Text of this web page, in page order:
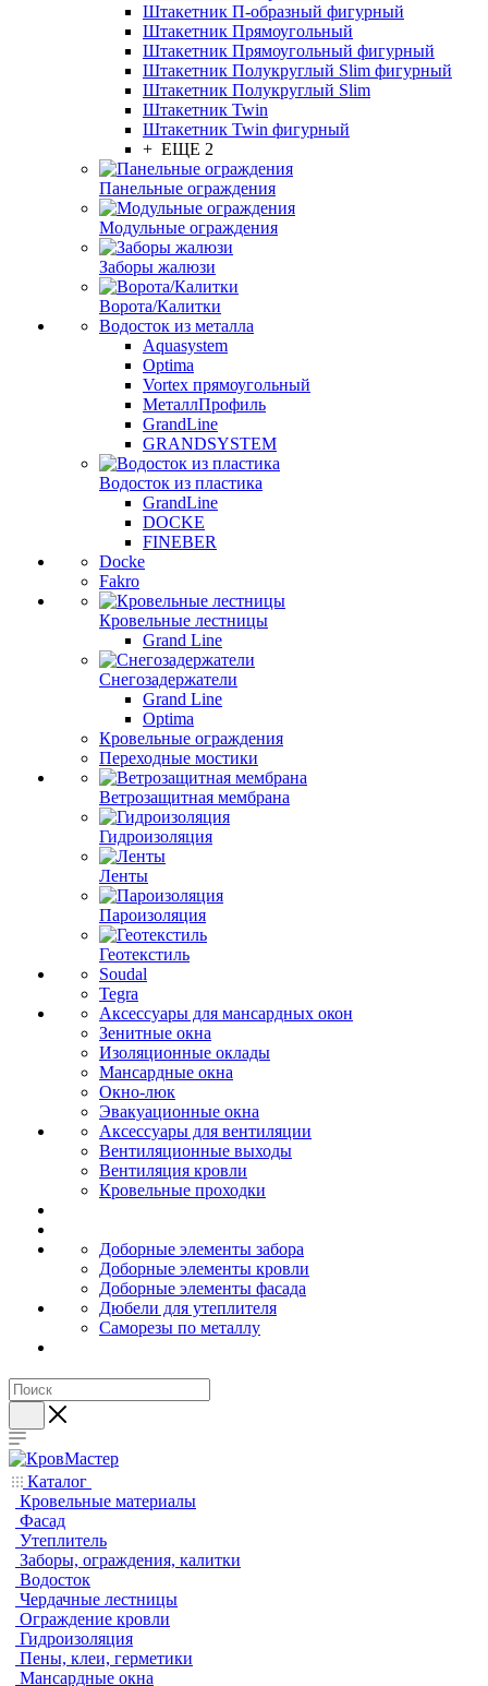
Штакетник П-образный фигурный
Штакетник Прямоугольный
Штакетник Прямоугольный фигурный
Штакетник Полукруглый Slim фигурный
Штакетник Полукруглый Slim
Штакетник Twin
Штакетник Twin фигурный
+ ЕЩЕ 2
Панельные ограждения
Модульные ограждения
Заборы жалюзи
Ворота/Калитки
Водосток из металла
Aquasystem
Optima
Vortex прямоугольный
МеталлПрофиль
GrandLine
GRANDSYSTEM
Водосток из пластика
GrandLine
DOCKE
FINEBER
Docke
Fakro
Кровельные лестницы
Grand Line
Снегозадержатели
Grand Line
Optima
Кровельные ограждения
Переходные мостики
Ветрозащитная мембрана
Гидроизоляция
Ленты
Пароизоляция
Геотекстиль
Soudal
Tegra
Аксессуары для мансардных окон
Зенитные окна
Изоляционные оклады
Мансардные окна
Окно-люк
Эвакуационные окна
Аксессуары для вентиляции
Вентиляционные выходы
Вентиляция кровли
Кровельные проходки
Доборные элементы забора
Доборные элементы кровли
Доборные элементы фасада
Дюбели для утеплителя
Саморезы по металлу
Каталог
Кровельные материалы
Фасад
Утеплитель
Заборы, ограждения, калитки
Водосток
Чердачные лестницы
Ограждение кровли
Гидроизоляция
Пены, клеи, герметики
Мансардные окна